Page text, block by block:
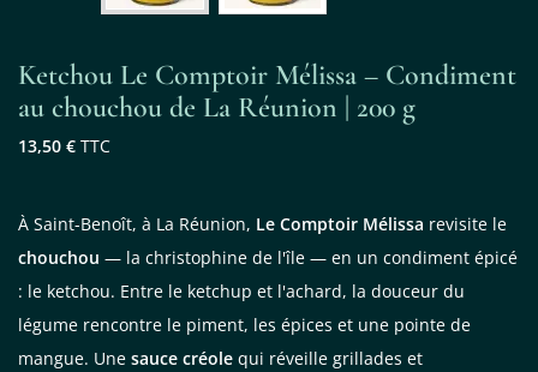
Ketchou Le Comptoir Mélissa – Condiment
au chouchou de La Réunion | 200 g
13,50 € TTC
À Saint-Benoît, à La Réunion, Le Comptoir Mélissa revisite le
chouchou — la christophine de l'île — en un condiment épicé
: le ketchou. Entre le ketchup et l'achard, la douceur du
légume rencontre le piment, les épices et une pointe de
mangue. Une sauce créole qui réveille grillades et